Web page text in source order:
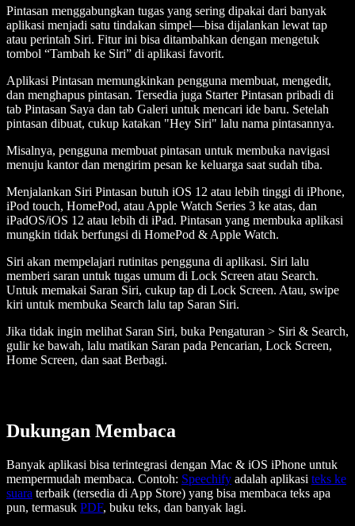
Pintasan menggabungkan tugas yang sering dipakai dari banyak
aplikasi menjadi satu tindakan simpel—bisa dijalankan lewat tap
atau perintah Siri. Fitur ini bisa ditambahkan dengan mengetuk
tombol “Tambah ke Siri” di aplikasi favorit.
Aplikasi Pintasan memungkinkan pengguna membuat, mengedit,
dan menghapus pintasan. Tersedia juga Starter Pintasan pribadi di
tab Pintasan Saya dan tab Galeri untuk mencari ide baru. Setelah
pintasan dibuat, cukup katakan "Hey Siri" lalu nama pintasannya.
Misalnya, pengguna membuat pintasan untuk membuka navigasi
menuju kantor dan mengirim pesan ke keluarga saat sudah tiba.
Menjalankan Siri Pintasan butuh iOS 12 atau lebih tinggi di iPhone,
iPod touch, HomePod, atau Apple Watch Series 3 ke atas, dan
iPadOS/iOS 12 atau lebih di iPad. Pintasan yang membuka aplikasi
mungkin tidak berfungsi di HomePod & Apple Watch.
Siri akan mempelajari rutinitas pengguna di aplikasi. Siri lalu
memberi saran untuk tugas umum di Lock Screen atau Search.
Untuk memakai Saran Siri, cukup tap di Lock Screen. Atau, swipe
kiri untuk membuka Search lalu tap Saran Siri.
Jika tidak ingin melihat Saran Siri, buka Pengaturan > Siri & Search,
gulir ke bawah, lalu matikan Saran pada Pencarian, Lock Screen,
Home Screen, dan saat Berbagi.
Dukungan Membaca
Banyak aplikasi bisa terintegrasi dengan Mac & iOS iPhone untuk
mempermudah membaca. Contoh: Speechify adalah aplikasi teks ke
suara terbaik (tersedia di App Store) yang bisa membaca teks apa
pun, termasuk PDF, buku teks, dan banyak lagi.